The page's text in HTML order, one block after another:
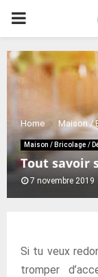
PRIMARY
MENU
Home Maison /
Maison / Bricolage /
Tout savoir
7 novembre 2019
Si tu veux
tromper